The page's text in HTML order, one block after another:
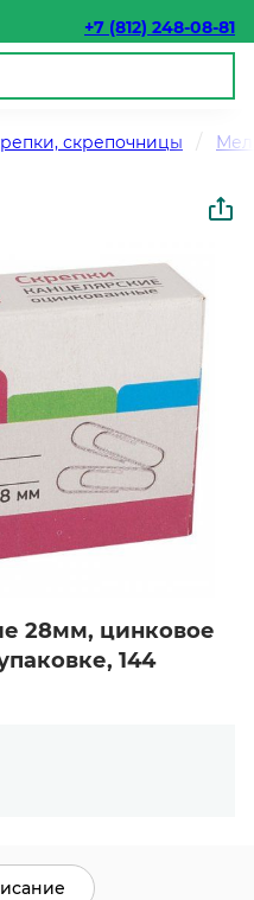
+7 (812) 248-08-81
скрепочницы
28мм, цинковое
144